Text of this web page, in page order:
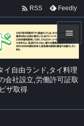
イ自由ランド,タイ料理
会社設立,労働許可証取
ザ取得

メニュ


 RSS Feedly